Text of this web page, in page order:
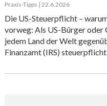
Praxis-Tipps | 22.6.2026
Die US-Steuerpflicht –
vorweg: Als US-Bürger oder
jedem Land der Welt
Finanzamt (IRS)